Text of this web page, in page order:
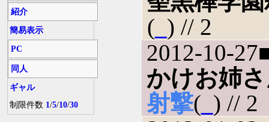
紹介
簡易表示
PC
同人
ギャル
制限件数 1/5/10/30
( ) // 2
2012-10-
かけお姉
射撃( ) // 2